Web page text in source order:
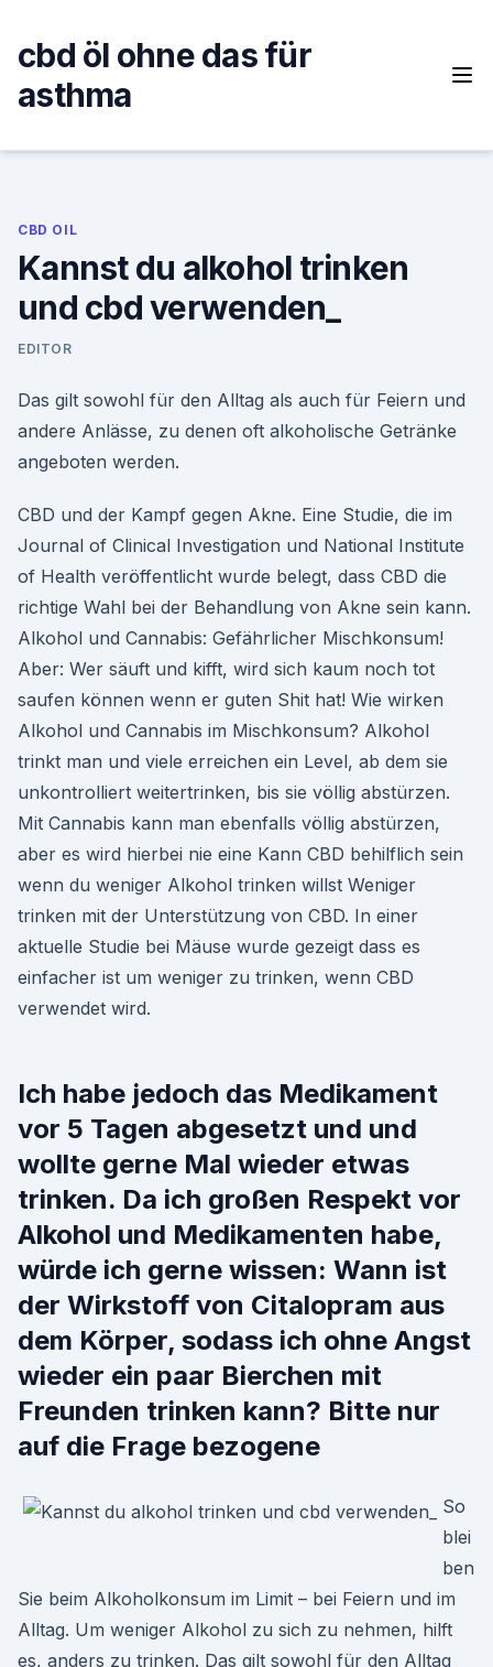
content
cbd öl ohne das für
asthma
CBD OIL
Kannst du alkohol trinken
und cbd verwenden_
EDITOR
Das gilt sowohl für den Alltag als auch für Feiern und
andere Anlässe, zu denen oft alkoholische Getränke
angeboten werden.
CBD und der Kampf gegen Akne. Eine Studie, die im
Journal of Clinical Investigation und National Institute
of Health veröffentlicht wurde belegt, dass CBD die
richtige Wahl bei der Behandlung von Akne sein kann.
Alkohol und Cannabis: Gefährlicher Mischkonsum!
Aber: Wer säuft und kifft, wird sich kaum noch tot
saufen können wenn er guten Shit hat! Wie wirken
Alkohol und Cannabis im Mischkonsum? Alkohol
trinkt man und viele erreichen ein Level, ab dem sie
unkontrolliert weitertrinken, bis sie völlig abstürzen.
Mit Cannabis kann man ebenfalls völlig abstürzen,
aber es wird hierbei nie eine Kann CBD behilflich sein
wenn du weniger Alkohol trinken willst Weniger
trinken mit der Unterstützung von CBD. In einer
aktuelle Studie bei Mäuse wurde gezeigt dass es
einfacher ist um weniger zu trinken, wenn CBD
verwendet wird.
Ich habe jedoch das Medikament
vor 5 Tagen abgesetzt und und
wollte gerne Mal wieder etwas
trinken. Da ich großen Respekt vor
Alkohol und Medikamenten habe,
würde ich gerne wissen: Wann ist
der Wirkstoff von Citalopram aus
dem Körper, sodass ich ohne Angst
wieder ein paar Bierchen mit
Freunden trinken kann? Bitte nur
auf die Frage bezogene
So
blei
ben
Sie beim Alkoholkonsum im Limit – bei Feiern und im
Alltag. Um weniger Alkohol zu sich zu nehmen, hilft
es, anders zu trinken. Das gilt sowohl für den Alltag